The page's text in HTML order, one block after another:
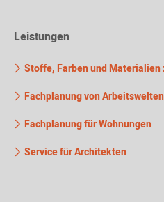
Leistungen
Stoffe, Farben und
Fachplanung von Arbeitswelten
Fachplanung für Wohnungen
Service für Architekten